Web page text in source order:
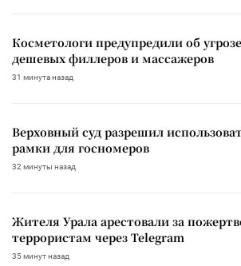
Косметологи предупредили об
дешевых филлеров и массажеров
31 минута назад
Верховный суд разрешил
рамки для госномеров
32 минуты назад
Жителя Урала арестовали за
террористам через Telegram
35 минут назад